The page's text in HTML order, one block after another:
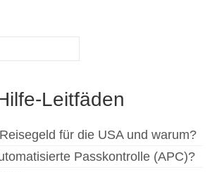
Leitfäden
für die USA und warum?
Passkontrolle (APC)?